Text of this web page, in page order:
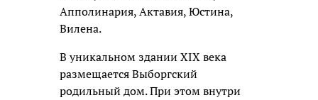
Апполинария, Актавия, Юстина,
Вилена.
В уникальном здании XIX века
размещается Выборгский
родильный дом. При этом внутри